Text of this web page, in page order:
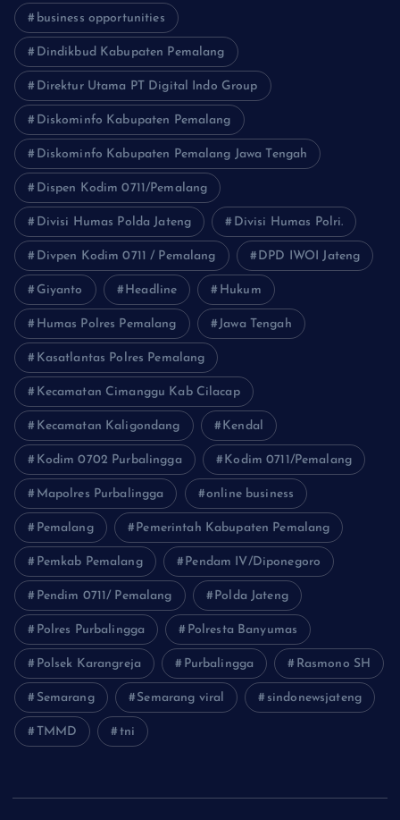
business opportunities
Dindikbud Kabupaten Pemalang
Direktur Utama PT Digital Indo Group
Diskominfo Kabupaten Pemalang
Diskominfo Kabupaten Pemalang Jawa Tengah
Dispen Kodim 0711/Pemalang
Divisi Humas Polda Jateng Divisi Humas Polri.
Divpen Kodim 0711 / Pemalang DPD IWOI Jateng
Giyanto Headline Hukum
Humas Polres Pemalang Jawa Tengah
Kasatlantas Polres Pemalang
Kecamatan Cimanggu Kab Cilacap
Kecamatan Kaligondang Kendal
Kodim 0702 Purbalingga Kodim 0711/Pemalang
Mapolres Purbalingga online business
Pemalang Pemerintah Kabupaten Pemalang
Pemkab Pemalang Pendam IV/Diponegoro
Pendim 0711/ Pemalang Polda Jateng
Polres Purbalingga Polresta Banyumas
Polsek Karangreja Purbalingga Rasmono SH
Semarang Semarang viral sindonewsjateng
TMMD tni